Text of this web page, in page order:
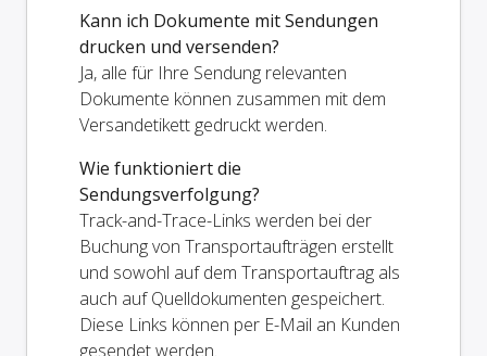
Kann ich Dokumente mit Sendungen
drucken und versenden?
Ja, alle für Ihre Sendung relevanten
Dokumente können zusammen mit dem
Versandetikett gedruckt werden.
Wie funktioniert die
Sendungsverfolgung?
Track-and-Trace-Links werden bei der
Buchung von Transportaufträgen erstellt
und sowohl auf dem Transportauftrag als
auch auf Quelldokumenten gespeichert.
Diese Links können per E-Mail an Kunden
gesendet werden.